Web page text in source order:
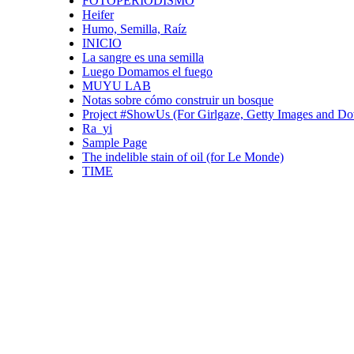
Heifer
Humo, Semilla, Raíz
INICIO
La sangre es una semilla
Luego Domamos el fuego
MUYU LAB
Notas sobre cómo construir un bosque
Project #ShowUs (For Girlgaze, Getty Images and
Ra_yi
Sample Page
The indelible stain of oil (for Le Monde)
TIME